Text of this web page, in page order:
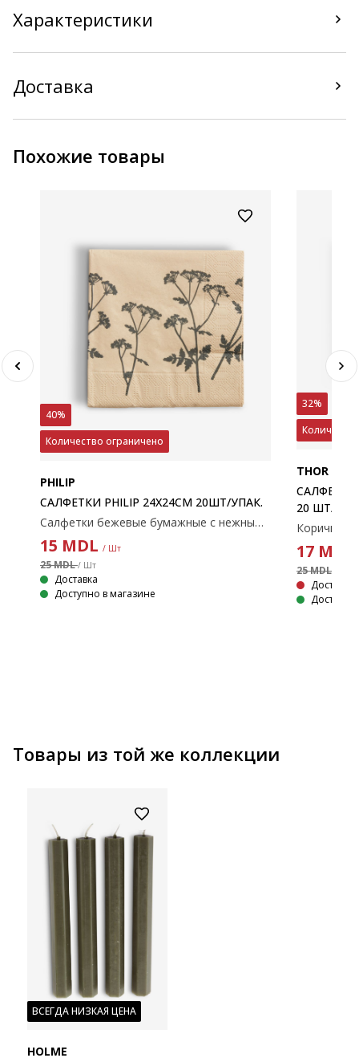
Характеристики
Доставка
Похожие товары
40%
Количество ограничено
PHILIP
САЛФЕТКИ PHILIP 24X24СМ 20ШТ/УПАК.
Салфетки бежевые бумажные с нежным черным цветочным узором. Эти салфетки идеально подходят для придания элегантности любому столу. Упаковка 20 шт. 24x24 см
15 MDL / Шт
25 MDL/ Шт
Доставка
Доступно в магазине
32%
THOR
САЛФЕТКИ
20 ШТ/
17MDL
25 MDL
Доставка
Товары из той же коллекции
ВСЕГДА НИЗКАЯ ЦЕНА
HOLME